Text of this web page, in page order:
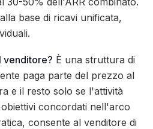
base di ricavi unificata,
venditore? È una struttura di
paga parte del prezzo al
e il resto solo se l'attività
concordati nell'arco
consente al venditore di